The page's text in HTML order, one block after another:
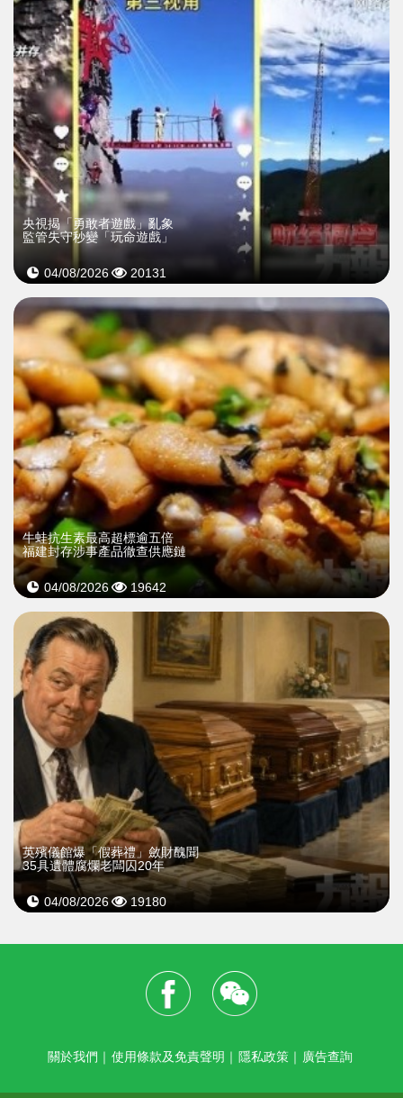
央視揭「勇敢者遊戲」亂象
監管失守秒變「玩命遊戲」
04/08/2026 20131
牛蛙抗生素最高超標逾五倍
福建封存涉事產品徹查供應鏈
04/08/2026 19642
英殯儀館爆「假葬禮」斂財醜聞
35具遺體腐爛老闆囚20年
04/08/2026 19180
關於我們 ｜ 使用條款及免責聲明 ｜ 隱私政策 ｜ 廣告查詢